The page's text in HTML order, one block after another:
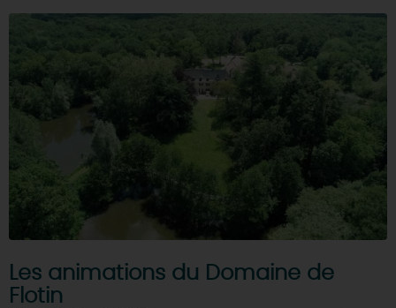
Les animations du Domaine de
Flotin